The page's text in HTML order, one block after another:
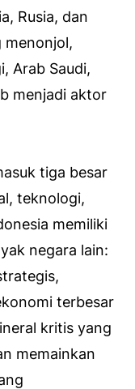
Rusia, dan
menonjol,
Arab Saudi,
menjadi aktor
tiga besar
teknologi,
memiliki
negara lain:
terbesar
kritis yang
memainkan